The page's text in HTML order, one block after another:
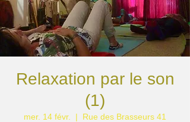
Relaxation par le son
(1)
mer. 14 févr.
  |
Rue des Brasseurs 41